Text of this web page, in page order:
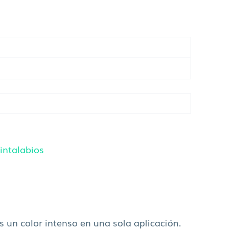
un color intenso en una sola aplicación.